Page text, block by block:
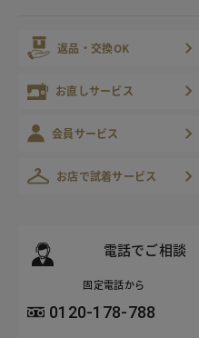
返品・交換OK
お直しサービス
会員サービス
お店で試着サービス
電話でご相談
固定電話から
0120-178-788